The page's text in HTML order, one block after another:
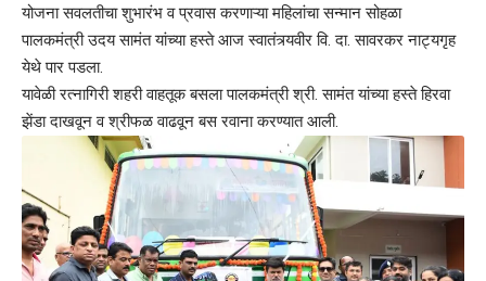
योजना सवलतीचा शुभारंभ व प्रवास करणाऱ्या महिलांचा सन्मान सोहळा
पालकमंत्री उदय सामंत यांच्या हस्ते आज स्वातंत्र्यवीर वि. दा. सावरकर नाट्यगृह
येथे पार पडला.
यावेळी रत्नागिरी शहरी वाहतूक बसला पालकमंत्री श्री. सामंत यांच्या हस्ते हिरवा
झेंडा दाखवून व श्रीफळ वाढवून बस रवाना करण्यात आली.